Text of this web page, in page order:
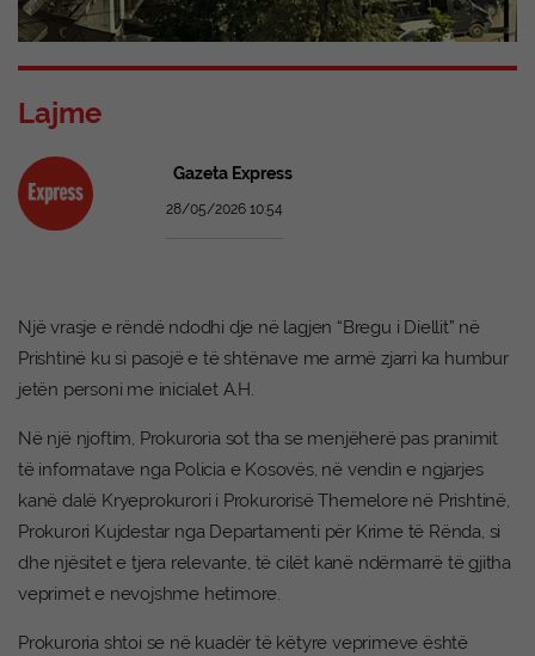
Lajme
Gazeta Express
28/05/2026 10:54
Një vrasje e rëndë ndodhi dje në lagjen “Bregu i Diellit” në
Prishtinë ku si pasojë e të shtënave me armë zjarri ka humbur
jetën personi me inicialet A.H.
Në një njoftim, Prokuroria sot tha se menjëherë pas pranimit
të informatave nga Policia e Kosovës, në vendin e ngjarjes
kanë dalë Kryeprokurori i Prokurorisë Themelore në Prishtinë,
Prokurori Kujdestar nga Departamenti për Krime të Rënda, si
dhe njësitet e tjera relevante, të cilët kanë ndërmarrë të gjitha
veprimet e nevojshme hetimore.
Prokuroria shtoi se në kuadër të këtyre veprimeve është